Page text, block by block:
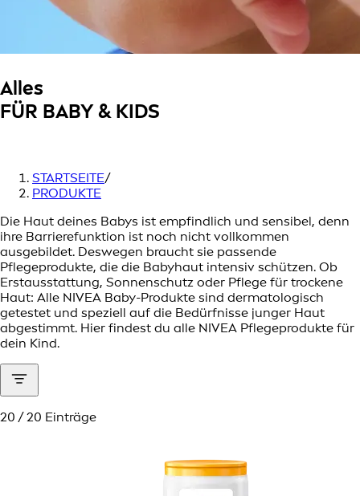
Alles
FÜR BABY & KIDS
STARTSEITE/
PRODUKTE
Die Haut deines Babys ist empfindlich und sensibel, denn
ihre Barrierefunktion ist noch nicht vollkommen
ausgebildet. Deswegen braucht sie passende
Pflegeprodukte, die die Babyhaut intensiv schützen. Ob
Erstausstattung, Sonnenschutz oder Pflege für trockene
Haut: Alle NIVEA Baby-Produkte sind dermatologisch
getestet und speziell auf die Bedürfnisse junger Haut
abgestimmt. Hier findest du alle NIVEA Pflegeprodukte für
dein Kind.
20 / 20 Einträge